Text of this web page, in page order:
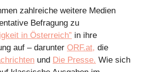
zahlreiche weitere Medien
Befragung zu
in Österreich” in ihre
auf – darunter ORF.at, die
und Die Presse. Wie sich